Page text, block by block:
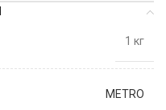
1 кг
METRO